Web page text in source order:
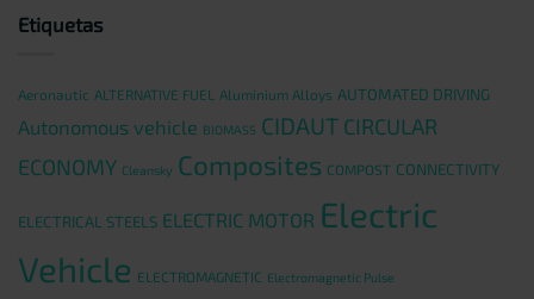
Etiquetas
Aeronautic ALTERNATIVE FUEL Aluminium Alloys AUTOMATED DRIVING
Autonomous vehicle BIOMASS CIDAUT CIRCULAR
ECONOMY Cleansky Composites COMPOST CONNECTIVITY
ELECTRICAL STEELS ELECTRIC MOTOR Electric
Vehicle ELECTROMAGNETIC Electromagnetic Pulse